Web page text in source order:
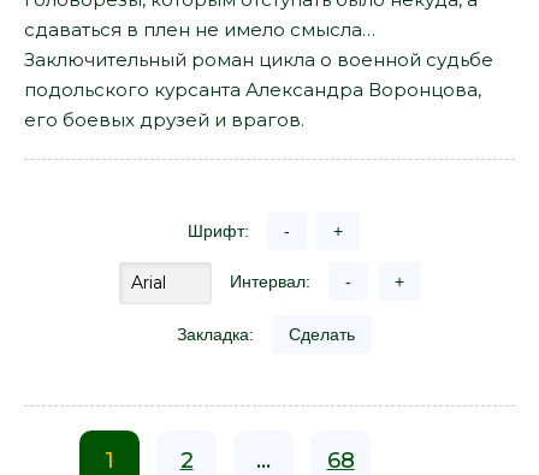
сдаваться в плен не имело смысла…
Заключительный роман цикла о военной судьбе
подольского курсанта Александра Воронцова,
его боевых друзей и врагов.
Шрифт: - +
Интервал: - +
Закладка: Сделать
1 2 ... 68